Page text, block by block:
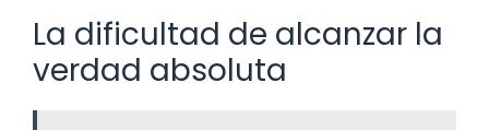
La dificultad de alcanzar la
verdad absoluta